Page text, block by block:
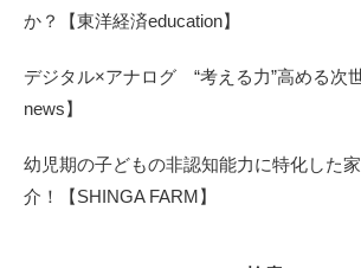
か？【東洋経済education】
デジタル×アナログ “考える力”高める次
news】
幼児期の子どもの非認知能力に特化した
介！【SHINGA FARM】